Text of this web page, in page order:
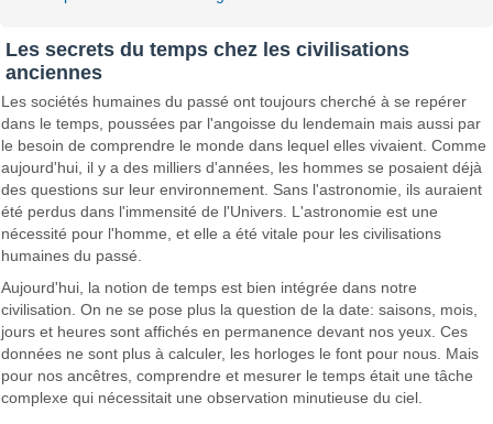
Les secrets du temps chez les civilisations
anciennes
Les sociétés humaines du passé ont toujours cherché à se repérer
dans le temps, poussées par l'angoisse du lendemain mais aussi par
le besoin de comprendre le monde dans lequel elles vivaient. Comme
aujourd'hui, il y a des milliers d'années, les hommes se posaient déjà
des questions sur leur environnement. Sans l'astronomie, ils auraient
été perdus dans l'immensité de l'Univers. L'astronomie est une
nécessité pour l'homme, et elle a été vitale pour les civilisations
humaines du passé.
Aujourd'hui, la notion de temps est bien intégrée dans notre
civilisation. On ne se pose plus la question de la date: saisons, mois,
jours et heures sont affichés en permanence devant nos yeux. Ces
données ne sont plus à calculer, les horloges le font pour nous. Mais
pour nos ancêtres, comprendre et mesurer le temps était une tâche
complexe qui nécessitait une observation minutieuse du ciel.